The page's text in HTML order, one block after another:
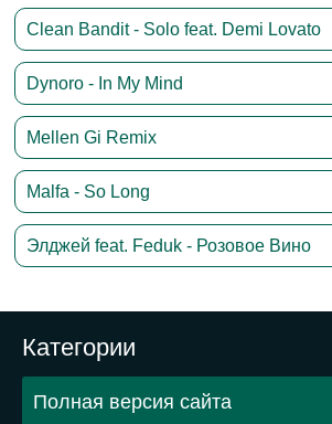
Clean Bandit - Solo feat. Demi Lovato
Dynoro - In My Mind
Mellen Gi Remix
Malfa - So Long
Элджей feat. Feduk - Розовое Вино
Категории
Полная версия сайта